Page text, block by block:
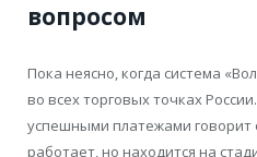
вопросом
Пока неясно, когда система
во всех торговых точках
успешными платежами говорит
работает, но находится на